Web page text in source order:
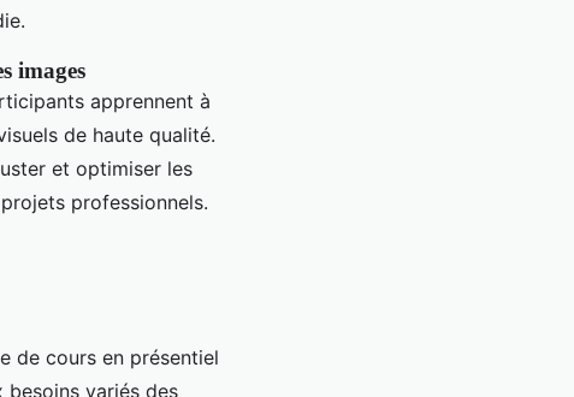
images
apprennent à
de haute qualité.
et optimiser les
professionnels.
de cours en présentiel
variés des